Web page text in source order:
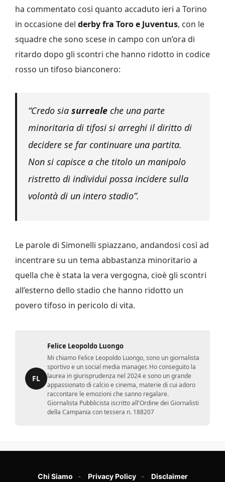
ha commentato così quanto accaduto ieri a Torino
in occasione del derby fra Toro e Juventus, con le
squadre che sono scese in campo con un’ora di
ritardo dopo gli scontri che hanno ridotto in codice
rosso un tifoso bianconero:
“Credo sia surreale che una parte
minoritaria di tifosi si arreghi il diritto di
decidere se far continuare una partita.
Non si capisce a che titolo un manipolo
ristretto di individui possa incidere sulla
volontà di un intero stadio”.
Le parole di Simonelli spiazzano, andandosi così ad
incentrare su un tema abbastanza minoritario a
quella che è stata la vera vergogna, cioè gli scontri
all’esterno dello stadio che hanno ridotto un
povero tifoso in pericolo di vita.
FL
Felice Leopoldo Luongo
Mi chiamo Felice Leopoldo Luongo, sono un giornalista
sportivo e un social media manager. Ho conseguito la
laurea in giurisprudenza nel 2024 e sono un grande
appassionato di calcio e cinema, materie di cui adoro
raccontare le emozioni che sanno regalare.
Giornalista Pubblicista iscritto all'Ordine dei Giornalisti
della Campania con tessera n. 188207
Chi Siamo Privacy Policy Disclaimer